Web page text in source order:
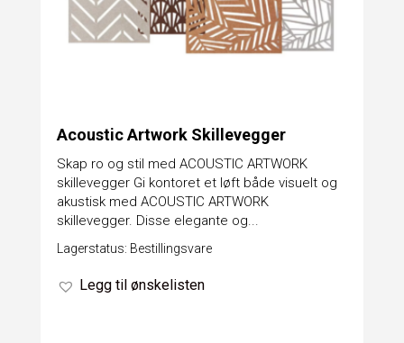
Acoustic Artwork Skillevegger
Skap ro og stil med ACOUSTIC ARTWORK
skillevegger Gi kontoret et løft både visuelt og
akustisk med ACOUSTIC ARTWORK
skillevegger. Disse elegante og...
Lagerstatus: Bestillingsvare
Legg til ønskelisten